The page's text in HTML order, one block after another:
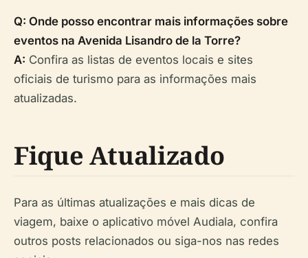
Q: Onde posso encontrar mais informações sobre
eventos na Avenida Lisandro de la Torre?
A: Confira as listas de eventos locais e sites
oficiais de turismo para as informações mais
atualizadas.
Fique Atualizado
Para as últimas atualizações e mais dicas de
viagem, baixe o aplicativo móvel Audiala, confira
outros posts relacionados ou siga-nos nas redes